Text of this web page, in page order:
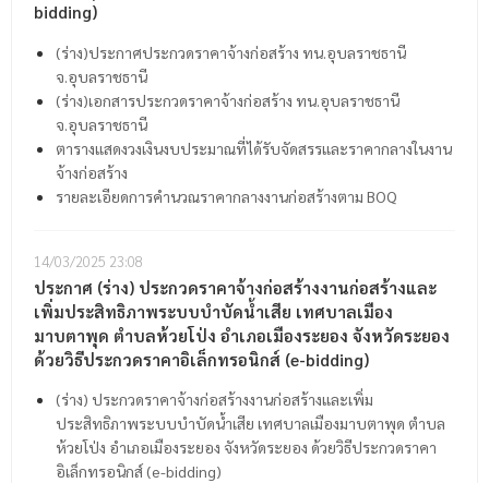
bidding)
(ร่าง)ประกาศประกวดราคาจ้างก่อสร้าง ทน.อุบลราชธานี
จ.อุบลราชธานี
(ร่าง)เอกสารประกวดราคาจ้างก่อสร้าง ทน.อุบลราชธานี
จ.อุบลราชธานี
ตารางแสดงวงเงินงบประมาณที่ได้รับจัดสรรและราคากลางในงาน
จ้างก่อสร้าง
รายละเอียดการคำนวณราคากลางงานก่อสร้างตาม BOQ
14/03/2025 23:08
ประกาศ (ร่าง) ประกวดราคาจ้างก่อสร้างงานก่อสร้างและ
เพิ่มประสิทธิภาพระบบบำบัดน้ำเสีย เทศบาลเมือง
มาบตาพุด ตำบลห้วยโป่ง อำเภอเมืองระยอง จังหวัดระยอง
ด้วยวิธีประกวดราคาอิเล็กทรอนิกส์ (e-bidding)
(ร่าง) ประกวดราคาจ้างก่อสร้างงานก่อสร้างและเพิ่ม
ประสิทธิภาพระบบบำบัดน้ำเสีย เทศบาลเมืองมาบตาพุด ตำบล
ห้วยโป่ง อำเภอเมืองระยอง จังหวัดระยอง ด้วยวิธีประกวดราคา
อิเล็กทรอนิกส์ (e-bidding)